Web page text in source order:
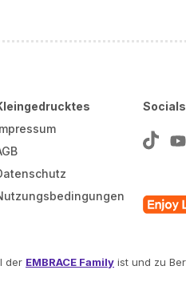
Impressum
Socials
der EMBRACE Family ist und zu